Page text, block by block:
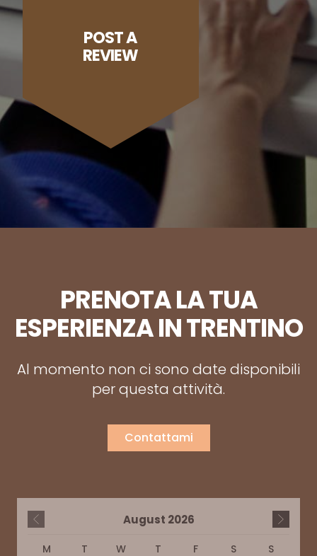
POST A
REVIEW
PRENOTA LA TUA
ESPERIENZA IN TRENTINO
Al momento non ci sono date disponibili
per questa attività.
Contattami
August 2026
M T W T F S S